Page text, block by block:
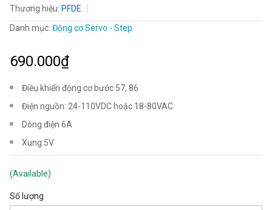
Thương hiệu: PFDE
Danh mục: Động cơ Servo - Step
690.000₫
Điều khiển động cơ bước 57, 86
Điện nguồn: 24-110VDC hoặc 18-80VAC
Dòng điện 6A
Xung 5V
(Available)
Số lượng